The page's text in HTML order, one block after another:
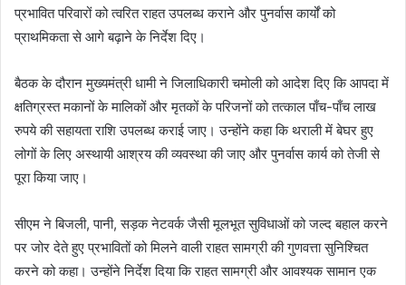
प्रभावित परिवारों को त्वरित राहत उपलब्ध कराने और पुनर्वास कार्यों को
प्राथमिकता से आगे बढ़ाने के निर्देश दिए।
बैठक के दौरान मुख्यमंत्री धामी ने जिलाधिकारी चमोली को आदेश दिए कि आपदा में
क्षतिग्रस्त मकानों के मालिकों और मृतकों के परिजनों को तत्काल पाँच-पाँच लाख
रुपये की सहायता राशि उपलब्ध कराई जाए। उन्होंने कहा कि थराली में बेघर हुए
लोगों के लिए अस्थायी आश्रय की व्यवस्था की जाए और पुनर्वास कार्य को तेजी से
पूरा किया जाए।
सीएम ने बिजली, पानी, सड़क नेटवर्क जैसी मूलभूत सुविधाओं को जल्द बहाल करने
पर जोर देते हुए प्रभावितों को मिलने वाली राहत सामग्री की गुणवत्ता सुनिश्चित
करने को कहा। उन्होंने निर्देश दिया कि राहत सामग्री और आवश्यक सामान एक